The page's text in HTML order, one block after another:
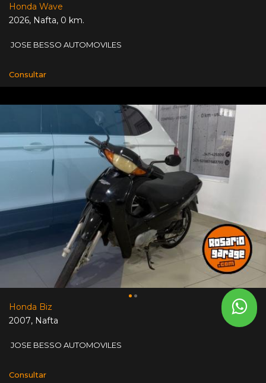
Honda Wave
2026, Nafta, 0 km.
JOSE BESSO AUTOMOVILES
Consultar
Honda Biz
2007, Nafta
JOSE BESSO AUTOMOVILES
Consultar